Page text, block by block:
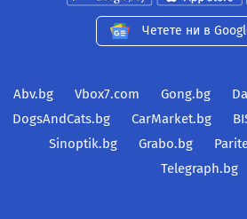
Четете ни в
Abv.bg Vbox7.com Gong.bg
DogsAndCats.bg
CarMarket.bg
Sinoptik.bg
Grabo.bg
Telegraph.bg